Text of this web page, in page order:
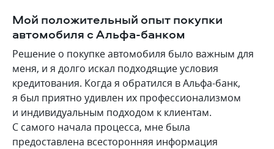
Мой положительный опыт покупки
автомобиля с Альфа-банком
Решение о покупке автомобиля было важным для
меня, и я долго искал подходящие условия
кредитования. Когда я обратился в Альфа-банк,
я был приятно удивлен их профессионализмом
и индивидуальным подходом к клиентам.
С самого начала процесса, мне была
предоставлена всесторонняя информация